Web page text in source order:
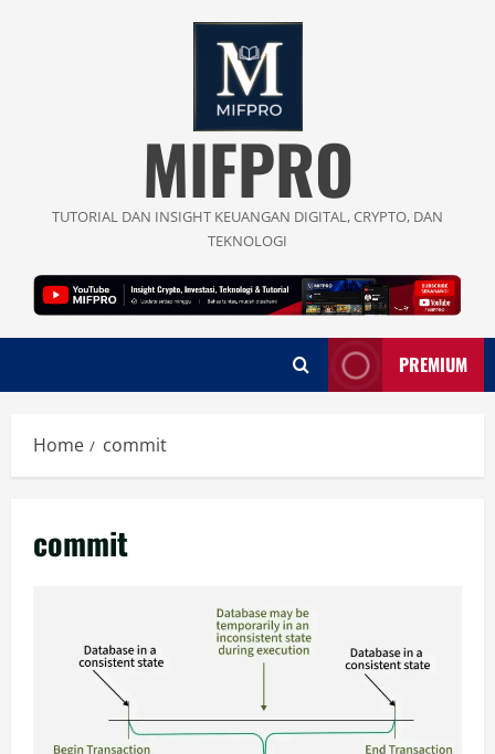
MIFPRO
TUTORIAL DAN INSIGHT KEUANGAN DIGITAL, CRYPTO, DAN
TEKNOLOGI
PREMIUM
Home commit
commit